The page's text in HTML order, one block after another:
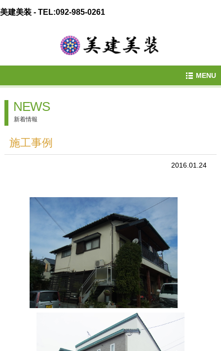
美建美装 - TEL:092-985-0261
MENU
NEWS
新着情報
施工事例
2016.01.24